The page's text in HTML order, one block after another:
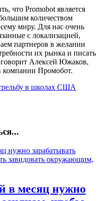
что Promobot является
количеством
миру. Для нас очень
с локализацией,
партнеров в желании
их рынка и писать
Алексей Южаков,
компании Промобот.
в месяц нужно